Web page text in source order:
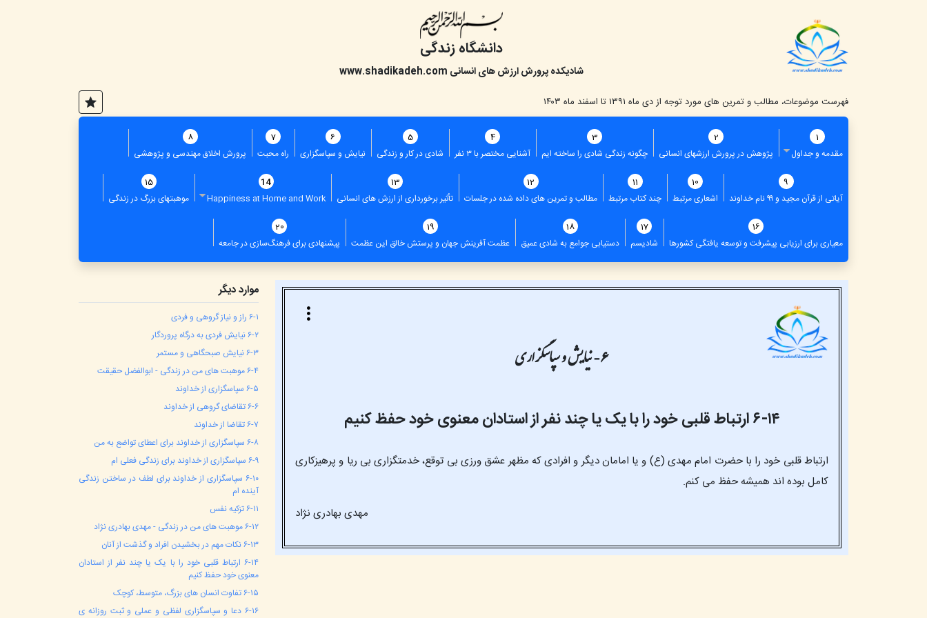
دانشگاه زندگی
شادیکده پرورش ارزش های انسانی www.shadikadeh.com
فهرست موضوعات، مطالب و تمرین های مورد توجه از دی ماه ۱۳۹۱ تا اسفند ماه ۱۴۰۳
1
مقدمه و جداول
2
پژوهش در پرورش ارزشهای انسانی
3
چگونه زندگی شادی را ساخته ایم
4
آشنایی مختصر با ۳ نفر
5
شادی در کار و زندگی
6
نیایش و سپاسگزاری
7
راه محبت
8
پرورش اخلاق مهندسی و پژوهشی
9
آیاتی از قرآن مجید و ۹۹ نام خداوند
10
اشعاری مرتبط
11
چند کتاب مرتبط
12
مطالب و تمرین های داده شده در جلسات
13
تأثیر برخورداری از ارزش های انسانی
14
Happiness at Home and Work
15
موهبتهای بزرگ در زندگی
16
معیاری برای ارزیابی پیشرفت و توسعه یافتگی کشورها
17
شادیسم
18
دستیابی جوامع به شادی عمیق
19
عظمت آفرینش جهان و پرستش خالق این عظمت
20
پیشنهادی برای فرهنگ‌سازی در جامعه
۶- نیایش و سپاسگزاری
۶-۱۴ ارتباط قلبی خود را با یک یا چند نفر از استادان معنوی خود حفظ کنیم
ارتباط قلبی خود را با حضرت امام مهدی (ع) و یا امامان دیگر و افرادی که مظهر عشق ورزی بی توقع، خدمتگزاری بی ریا و پرهیزکاری
کامل بوده اند همیشه حفظ می کنم.
مهدی بهادری نژاد
موارد دیگر
۶-۱ راز و نیاز گروهی و فردی
۶-۲ نیایش فردی به درگاه پروردگار
۶-۳ نیایش صبحگاهی و مستمر
۶-۴ موهبت های من در زندگی - ابوالفضل حقیقت
۶-۵ سپاسگزاری از خداوند
۶-۶ تقاضای گروهی از خداوند
۶-۷ تقاضا از خداوند
۶-۸ سپاسگزاری از خداوند برای اعطای تواضع به من
۶-۹ سپاسگزاری از خداوند برای زندگی فعلی ام
۶-۱۰ سپاسگزاری از خداوند برای لطف در ساختن زندگی
آینده ام
۶-۱۱ تزکیه نفس
۶-۱۲ موهبت های من در زندگی - مهدی بهادری نژاد
۶-۱۳ نکات مهم در بخشیدن افراد و گذشت از آنان
۶-۱۴ ارتباط قلبی خود را با یک یا چند نفر از استادان
معنوی خود حفظ کنیم
۶-۱۵ تفاوت انسان های بزرگ، متوسط، کوچک
۶-۱۶ دعا و سپاسگزاری لفظی و عملی و ثبت روزانه ی